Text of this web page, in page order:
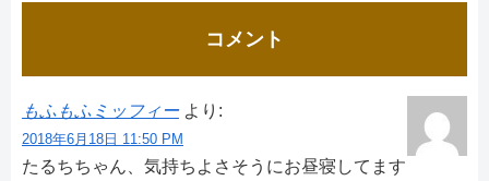
コメント
もふもふミッフィー より:
2018年6月18日 11:50 PM
たるちちゃん、気持ちよさそうにお昼寝してます